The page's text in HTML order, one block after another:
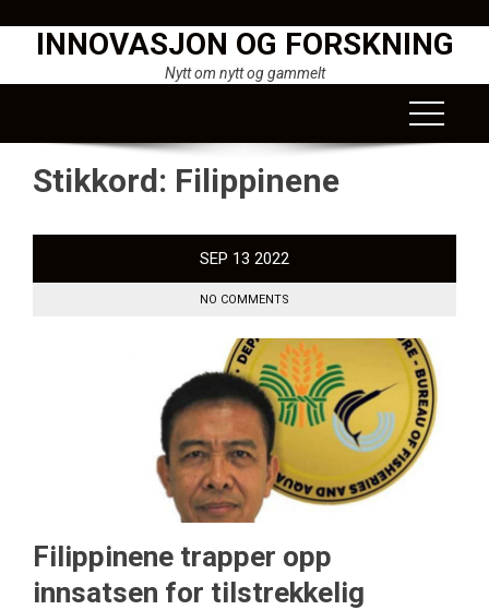
INNOVASJON OG FORSKNING
Nytt om nytt og gammelt
Stikkord: Filippinene
SEP 13 2022
NO COMMENTS
Filippinene trapper opp
innsatsen for tilstrekkelig